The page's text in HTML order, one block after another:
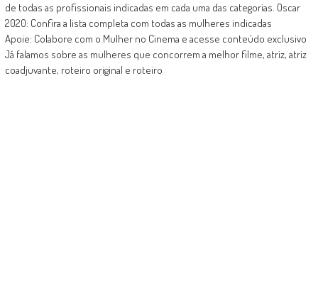
de todas as profissionais indicadas em cada uma das categorias. Oscar
2020: Confira a lista completa com todas as mulheres indicadas
Apoie: Colabore com o Mulher no Cinema e acesse conteúdo exclusivo
Já falamos sobre as mulheres que concorrem a melhor filme, atriz, atriz
coadjuvante, roteiro original e roteiro